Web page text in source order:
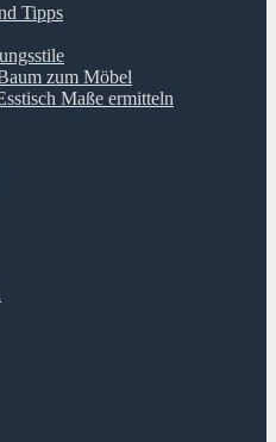
Tipps
zum Möbel
Maße ermitteln